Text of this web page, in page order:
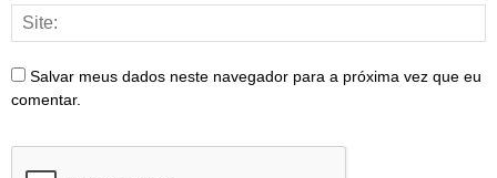
Salvar meus dados neste navegador para a próxima vez que eu
comentar.